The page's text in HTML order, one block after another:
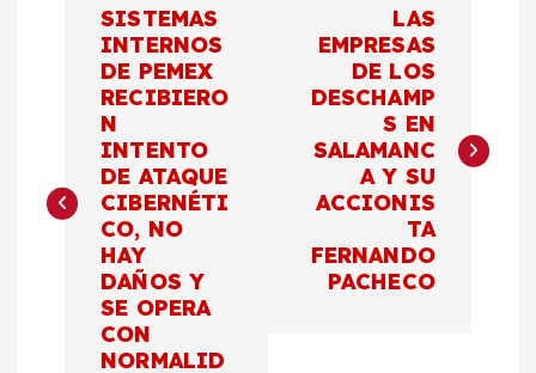
e
g
SISTEMAS
INTERNOS
DE PEMEX
RECIBIERO
N
INTENTO
DE ATAQUE
CIBERNÉTI
CO, NO
HAY
DAÑOS Y
SE OPERA
CON
NORMALID
LAS
EMPRESAS
DE LOS
DESCHAMP
S EN
SALAMANC
A Y SU
ACCIONIS
TA
FERNANDO
PACHECO